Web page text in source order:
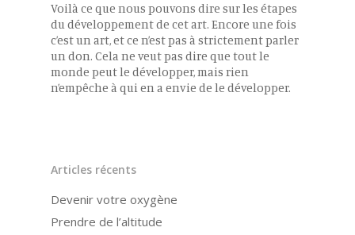
Voilà ce que nous pouvons dire sur les étapes
du développement de cet art. Encore une fois
c’est un art, et ce n’est pas à strictement parler
un don. Cela ne veut pas dire que tout le
monde peut le développer, mais rien
n’empêche à qui en a envie de le développer.
Articles récents
Devenir votre oxygène
Prendre de l’altitude